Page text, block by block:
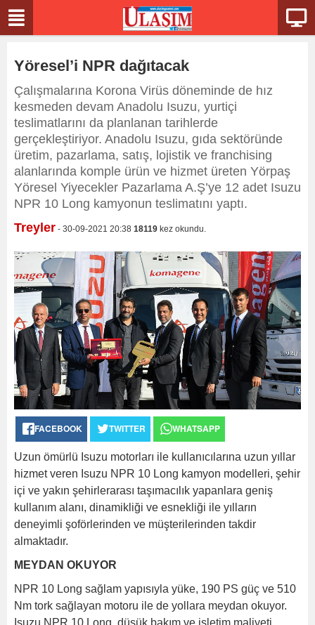
Yöresel’i NPR dağıtacak
Çalışmalarına Korona Virüs döneminde de hız
kesmeden devam Anadolu Isuzu, yurtiçi
teslimatlarını da planlanan tarihlerde
gerçekleştiriyor. Anadolu Isuzu, gıda sektöründe
üretim, pazarlama, satış, lojistik ve franchising
alanlarında komple ürün ve hizmet üreten Yörpaş
Yöresel Yiyecekler Pazarlama A.Ş’ye 12 adet Isuzu
NPR 10 Long kamyonun teslimatını yaptı.
Treyler - 30-09-2021 20:38 18119 kez okundu.
FACEBOOK TWITTER WHATSAPP
Uzun ömürlü Isuzu motorları ile kullanıcılarına uzun yıllar
hizmet veren Isuzu NPR 10 Long kamyon modelleri, şehir
içi ve yakın şehirlerarası taşımacılık yapanlara geniş
kullanım alanı, dinamikliği ve esnekliği ile yılların
deneyimli şoförlerinden ve müşterilerinden takdir
almaktadır.
MEYDAN OKUYOR
NPR 10 Long sağlam yapısıyla yüke, 190 PS güç ve 510
Nm tork sağlayan motoru ile de yollara meydan okuyor.
Isuzu NPR 10 Long, düşük bakım ve işletim maliyeti,